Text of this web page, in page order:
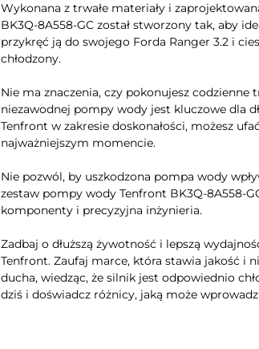
Wykonana z trwałe materiały i
BK3Q-8A558-GC został stworzony tak, aby
przykręć ją do swojego Forda Ranger 3.2 i
chłodzony.
Nie ma znaczenia, czy pokonujesz codzienne
niezawodnej pompy wody jest kluczowe dla
Tenfront w zakresie doskonałości, możesz
najważniejszym momencie.
Nie pozwól, by uszkodzona pompa wody
zestaw pompy wody Tenfront BK3Q-8A558-
komponenty i precyzyjna inżynieria.
Zadbaj o dłuższą żywotność i lepszą
Tenfront. Zaufaj marce, która stawia jakość i
ducha, wiedząc, że silnik jest odpowiednio
dziś i doświadcz różnicy, jaką może